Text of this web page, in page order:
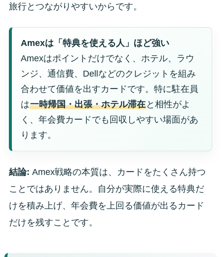
旅行とつながりやすいからです。
Amexは「特典を使える人」ほど強い
Amexはポイントだけでなく、ホテル、ラウ
ンジ、通信費、Dellなどのクレジットを組み
合わせて価値を出すカードです。特に駐在員
は一時帰国・出張・ホテル滞在と相性がよ
く、年会費カードでも回収しやすい場面があ
ります。
結論: Amex戦略の本質は、カードをたくさん持つ
ことではありません。自分が実際に使える特典だ
けを積み上げ、年会費を上回る価値が出るカード
だけを残すことです。